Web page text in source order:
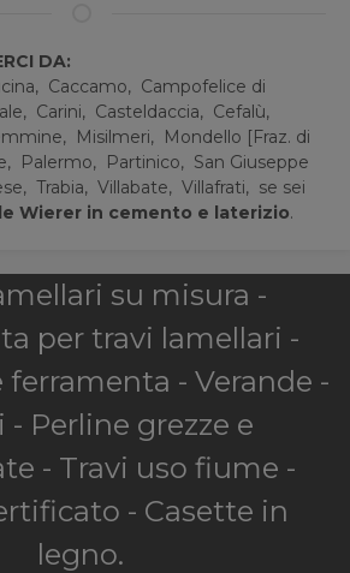
DA:
Caccamo, Campofelice di
Carini, Casteldaccia, Cefalù,
Misilmeri, Mondello [Fraz. di
Palermo, Partinico, San Giuseppe
Trabia, Villabate, Villafrati, se sei
Wierer in cemento e laterizio.
su misura -
per travi lamellari -
- Verande -
- Perline grezze e
- Travi uso fiume -
- Casette in
legno.